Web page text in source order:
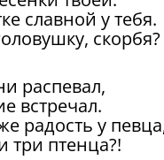
славной у тебя.
скорбя?
распевал,
встречал.
радость у
три птенца?!